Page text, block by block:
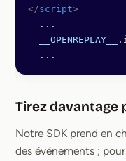
</script>
  ...
  __OPENREPLAY__
.
  ...
Tirez davantage
Notre SDK prend en
des événements ;